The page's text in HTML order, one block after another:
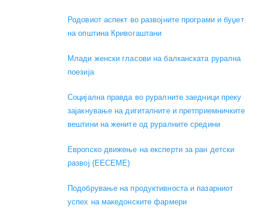
Родовиот аспект во развојните програми и буџет
на општина Кривогаштани
Mлади женски гласови на балканската рурална
поезија
Социјална правда во руралните заедници преку
зајакнување на дигиталните и претприемничките
вештини на жените од руралните средини
Европско движење на експерти за ран детски
развој (EECEME)
Подобрување на продуктивноста и пазарниот
успех на македонските фармери